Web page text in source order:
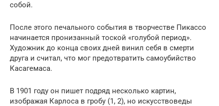
собой.
После этого печального события в творчестве Пикассо
начинается пронизанный тоской «голубой период».
Художник до конца своих дней винил себя в смерти
друга и считал, что мог предотвратить самоубийство
Касагемаса.
В 1901 году он пишет подряд несколько картин,
изображая Карлоса в гробу (1, 2), но искусствоведы